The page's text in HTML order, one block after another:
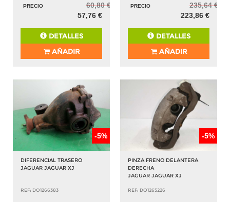
PRECIO
60,80 €
57,76 €
DETALLES
AÑADIR
PRECIO
235,64 €
223,86 €
DETALLES
AÑADIR
-5%
DIFERENCIAL TRASERO
JAGUAR JAGUAR XJ
REF: DO1266383
-5%
PINZA FRENO DELANTERA
DERECHA
JAGUAR JAGUAR XJ
REF: DO1265226